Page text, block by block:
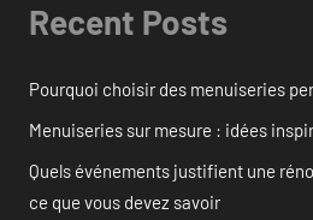
Recent Posts
Pourquoi choisir des menuiseries
Menuiseries sur mesure : idées
Quels événements justifient une
ce que vous devez savoir